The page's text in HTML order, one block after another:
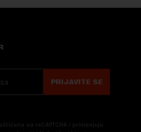
PRIJAVITE SE
sa reCAPTCHA i primenjuju